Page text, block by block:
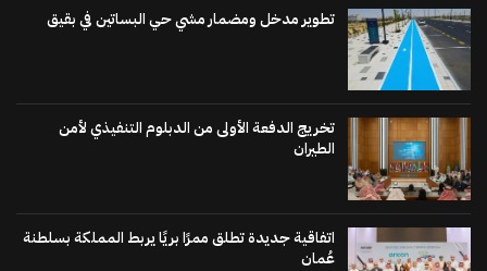
تطوير مدخل ومضمار مشي حي البساتين في بقيق
تخريج الدفعة الأولى من الدبلوم التنفيذي لأمن
الطيران
اتفاقية جديدة تطلق ممرًا بريًا يربط المملكة بسلطنة
عُمان